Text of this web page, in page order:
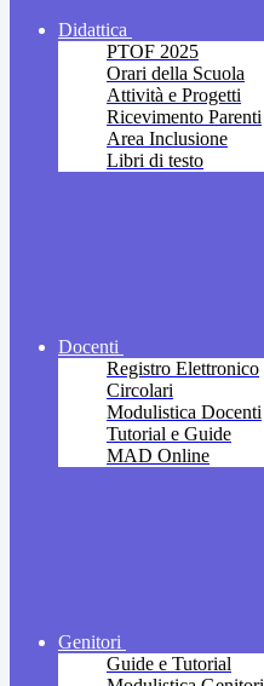
Didattica
PTOF 2025
Orari della Scuola
Attività e Progetti
Ricevimento Parenti
Area Inclusione
Libri di testo
Docenti
Registro Elettronico
Circolari
Modulistica Docenti
Tutorial e Guide
MAD Online
Genitori
Guide e Tutorial